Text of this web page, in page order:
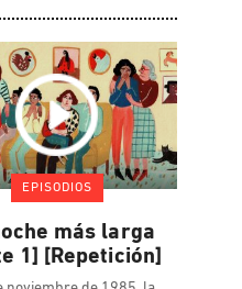
EPISODIOS
más larga
1] [Repetición]